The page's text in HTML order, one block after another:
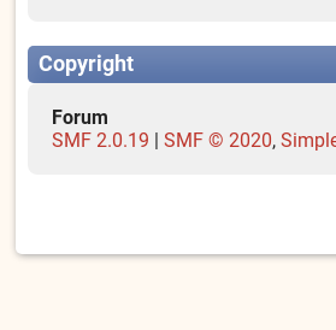
Copyright
Forum
SMF 2.0.19 | SMF © 2020,